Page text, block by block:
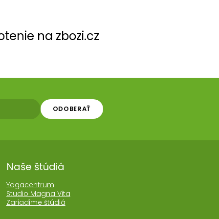
na zbozi.cz
ODOBERAŤ
Naše štúdiá
Yogacentrum
Studio Magna Vita
Zariadime štúdiá